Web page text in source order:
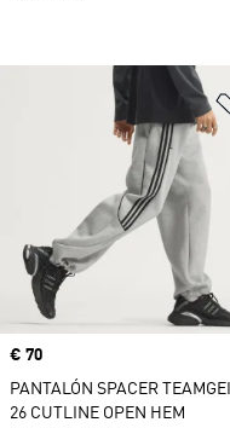
Precio
€ 70
PANTALÓN SPACER
26 CUTLINE OPEN HEM